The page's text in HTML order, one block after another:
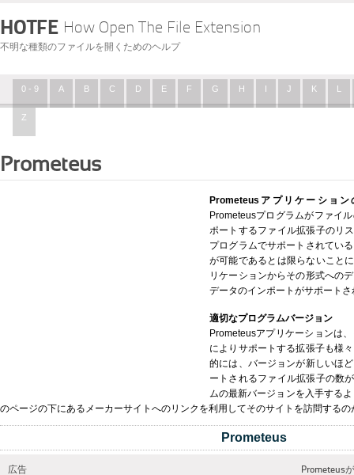
HOTFE How Open The File Extension
不明な種類のファイルを開くためのヘルプ
0 - 9 A B C D E F G H I J K L
Z
Prometeus
Prometeusアプリケーショ
Prometeusプログラムがファイ
ポートするファイル拡張子のリ
プログラムでサポートされてい
が可能であるとは限らないこと
リケーションからその形式への
データのインポートがサポート
適切なプログラムバージョン
Prometeusアプリケーションは
によりサポートする拡張子も様
的には、バージョンが新しいほ
ートされるファイル拡張子の数
ムの最新バージョンを入手する
のページの下にあるメーカーサイトへのリンクを利用してそのサイトを訪問する
Prometeus
広告 Prometeus